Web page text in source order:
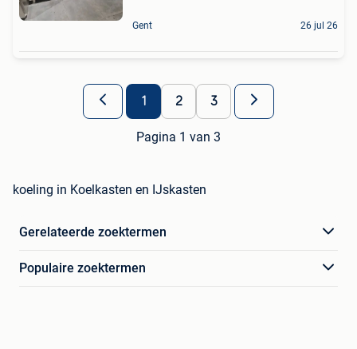
Gent 26 jul 26
1 2 3
Pagina 1 van 3
koeling in Koelkasten en IJskasten
Gerelateerde zoektermen
Populaire zoektermen